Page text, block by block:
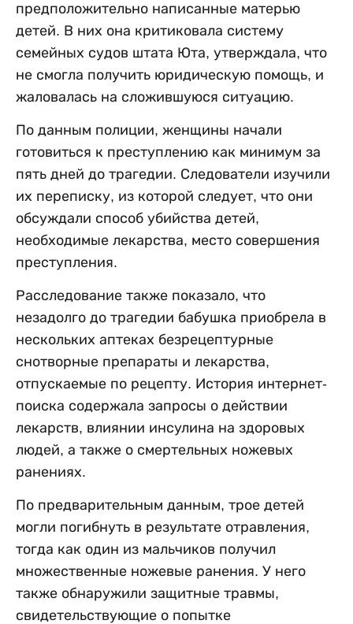
предположительно написанные матерью
детей. В них она критиковала систему
семейных судов штата Юта, утверждала, что
не смогла получить юридическую помощь, и
жаловалась на сложившуюся ситуацию.
По данным полиции, женщины начали
готовиться к преступлению как минимум за
пять дней до трагедии. Следователи изучили
их переписку, из которой следует, что они
обсуждали способ убийства детей,
необходимые лекарства, место совершения
преступления.
Расследование также показало, что
незадолго до трагедии бабушка приобрела в
нескольких аптеках безрецептурные
снотворные препараты и лекарства,
отпускаемые по рецепту. История интернет-
поиска содержала запросы о действии
лекарств, влиянии инсулина на здоровых
людей, а также о смертельных ножевых
ранениях.
По предварительным данным, трое детей
могли погибнуть в результате отравления,
тогда как один из мальчиков получил
множественные ножевые ранения. У него
также обнаружили защитные травмы,
свидетельствующие о попытке